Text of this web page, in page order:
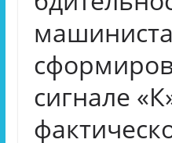
сигнале